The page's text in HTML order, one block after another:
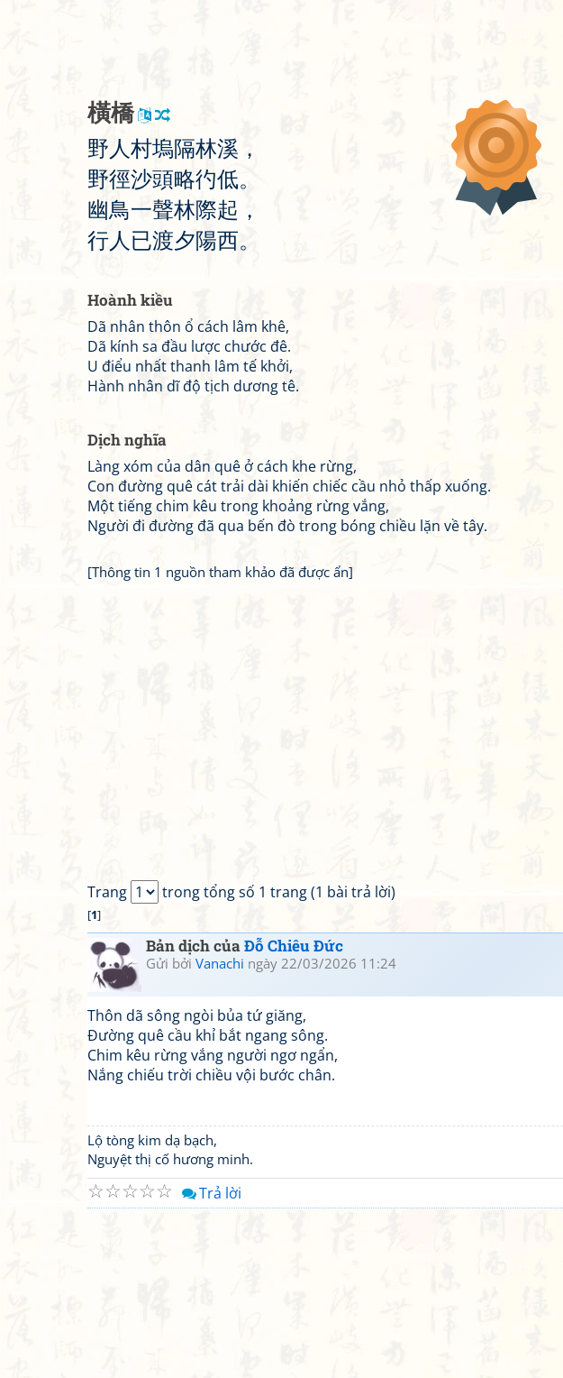
橫橋
野 人村塢隔林溪 ，
野徑沙頭略彴低。
幽鳥一聲林際起 ，
行人 已渡夕陽西。
Hoành kiều
Dã nhân thôn ổ cách lâm khê,
Dã kính sa đầu lược chước đê.
U điểu nhất thanh lâm tế khởi,
Hành nhân dĩ độ tịch dương tê.
Dịch nghĩa
Làng xóm của dân quê ở cách khe rừng,
Con đường quê cát trải dài khiến chiếc cầu nhỏ thấp xuống.
Một tiếng chim kêu trong khoảng rừng vắng,
Người đi đường đã qua bến đò trong bóng chiều lặn về tây.
[Thông tin 1 nguồn tham khảo đã được ẩn]
Trang trong tổng số 1 trang (1 bài trả lời)
[1]
Bản dịch củaĐỗ Chiêu Đức
Gửi bởi Vanachi ngày 22/03/2026 11:24
Thôn dã sông ngòi bủa tứ giăng,
Đường quê cầu khỉ bắt ngang sông.
Chim kêu rừng vắng người ngơ ngẩn,
Nắng chiếu trời chiều vội bước chân.
Lộ tòng kim dạ bạch,
Nguyệt thị cố hương minh.
☆
☆
☆
☆
☆ Trả lời